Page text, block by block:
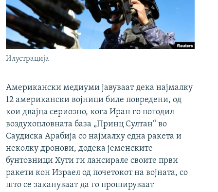
Илустрација
Американски медиуми јавуваат дека најмалку
12 американски војници биле повредени, од
кои двајца сериозно, кога Иран го погодил
воздухопловната база „Принц Султан“ во
Саудиска Арабија со најмалку една ракета и
неколку дронови, додека јеменските
бунтовници Хути ги лансирале своите први
ракети кон Израел од почетокот на војната, со
што се закануваат да го прошируваат